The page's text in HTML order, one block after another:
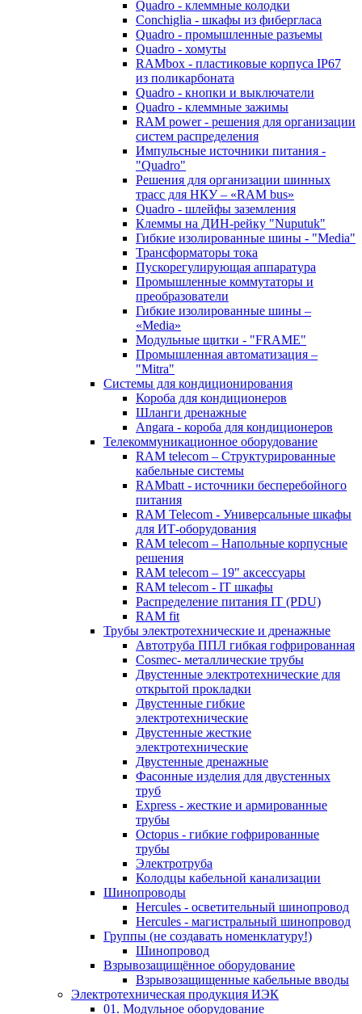
Quadro - клеммные колодки
Conchiglia - шкафы из фибергласа
Quadro - промышленные разъемы
Quadro - хомуты
RAMbox - пластиковые корпуса IP67
из поликарбоната
Quadro - кнопки и выключатели
Quadro - клеммные зажимы
RAM power - решения для организации
систем распределения
Импульсные источники питания -
"Quadro"
Решения для организации шинных
трасс для НКУ – «RAM bus»
Quadro - шлейфы заземления
Клеммы на ДИН-рейку "Nuputuk"
Гибкие изолированные шины - "Media"
Трансформаторы тока
Пускорегулирующая аппаратура
Промышленные коммутаторы и
преобразователи
Гибкие изолированные шины –
«Media»
Модульные щитки - "FRAME"
Промышленная автоматизация –
"Mitra"
Системы для кондиционирования
Короба для кондиционеров
Шланги дренажные
Angara - короба для кондиционеров
Телекоммуникационное оборудование
RAM telecom – Структурированные
кабельные системы
RAMbatt - источники бесперебойного
питания
RAM Telecom - Универсальные шкафы
для ИТ-оборудования
RAM telecom – Напольные корпусные
решения
RAM telecom – 19" аксессуары
RAM telecom - IT шкафы
Распределение питания IT (PDU)
RAM fit
Трубы электротехнические и дренажные
Автотруба ППЛ гибкая гофрированная
Cosmec- металлические трубы
Двустенные электротехнические для
открытой прокладки
Двустенные гибкие
электротехнические
Двустенные жесткие
электротехнические
Двустенные дренажные
Фасонные изделия для двустенных
труб
Express - жесткие и армированные
трубы
Octopus - гибкие гофрированные
трубы
Электротруба
Колодцы кабельной канализации
Шинопроводы
Hercules - осветительный шинопровод
Hercules - магистральный шинопровод
Группы (не создавать номенклатуру!)
Шинопровод
Взрывозащищённое оборудование
Взрывозащищенные кабельные вводы
Электротехническая продукция ИЭК
01. Модульное оборудование